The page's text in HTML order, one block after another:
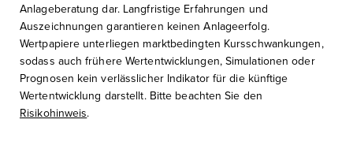
Anlageberatung dar. Langfristige Erfahrungen und
Auszeichnungen garantieren keinen Anlageerfolg.
Wertpapiere unterliegen marktbedingten Kursschwankungen,
sodass auch frühere Wertentwicklungen, Simulationen oder
Prognosen kein verlässlicher Indikator für die künftige
Wertentwicklung darstellt. Bitte beachten Sie den
Risikohinweis.